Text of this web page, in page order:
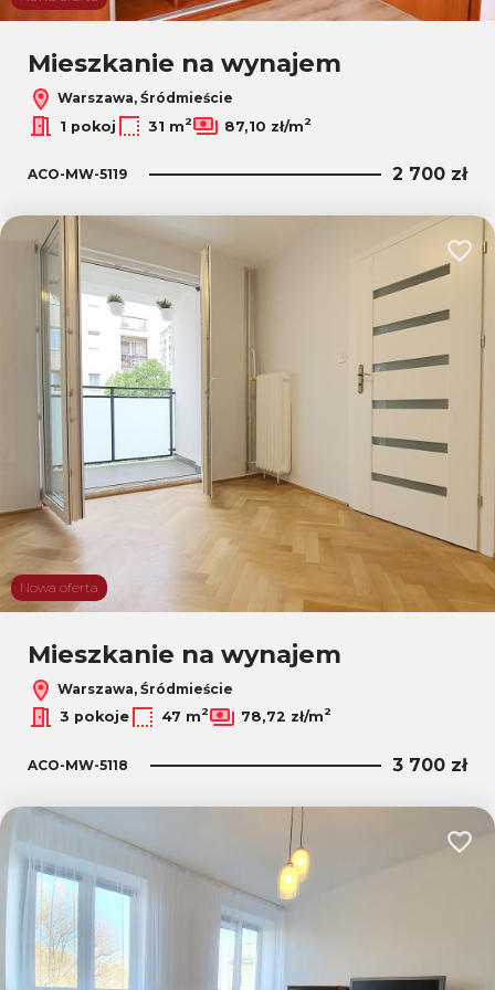
Leaflet|© OpenMapTiles© OpenStreetMap contributors
Mieszkanie na wynajem
Warszawa, Śródmieście
1 pokoj
31 m2 87,10 zł/m2
ACO-MW-5119 2 700 zł
Nowa oferta
Mieszkanie na wynajem
Warszawa, Śródmieście
3 pokoje
47 m2 78,72 zł/m2
ACO-MW-5118 3 700 zł